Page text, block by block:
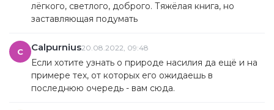
лёгкого, светлого, доброго. Тяжёлая книга, но
заставляющая подумать
C Calpurnius20.08.2022, 09:48
Если хотите узнать о природе насилия да ещё и на
примере тех, от которых его ожидаешь в
последнюю очередь - вам сюда.